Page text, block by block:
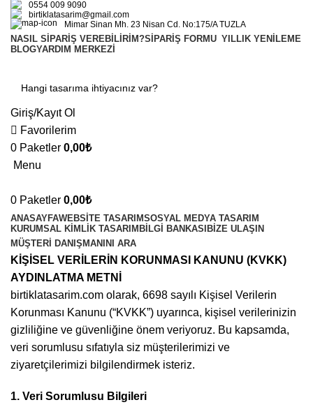
0554 009 9090
birtiklatasarim@gmail.com
Mimar Sinan Mh. 23 Nisan Cd. No:175/A TUZLA
NASIL SIPARIŞ VEREBILIRIM?SIPARIŞ FORMU YILLIK YENILEME
BLOGYARDIM MERKEZI
Giriş/Kayıt Ol
Favorilerim
0 Paketler 0,00₺
Menu
0 Paketler 0,00₺
ANASAYFAWEBSITE TASARIMSOSYAL MEDYA TASARIM
KURUMSAL KIMLIK TASARIM BILGI BANKASI BIZE ULAŞIN
MÜŞTERI DANIŞMANINI ARA
KİŞİSEL VERİLERİN KORUNMASI KANUNU (KVKK)
AYDINLATMA METNİ
birtiklatasarim.com olarak, 6698 sayılı Kişisel Verilerin
Korunması Kanunu (“KVKK”) uyarınca, kişisel verilerinizin
gizliliğine ve güvenliğine önem veriyoruz. Bu kapsamda,
veri sorumlusu sıfatıyla siz müşterilerimizi ve
ziyaretçilerimizi bilgilendirmek isteriz.
1. Veri Sorumlusu Bilgileri